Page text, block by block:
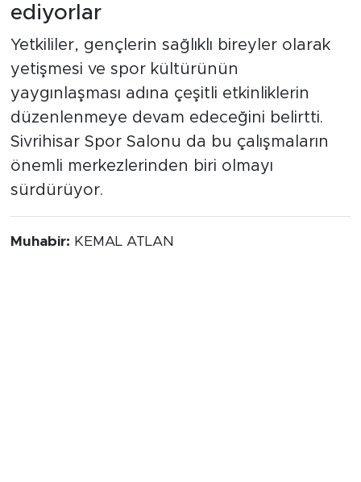
ediyorlar
Yetkililer, gençlerin sağlıklı bireyler olarak
yetişmesi ve spor kültürünün
yaygınlaşması adına çeşitli etkinliklerin
düzenlenmeye devam edeceğini belirtti.
Sivrihisar Spor Salonu da bu çalışmaların
önemli merkezlerinden biri olmayı
sürdürüyor.
Muhabir: KEMAL ATLAN